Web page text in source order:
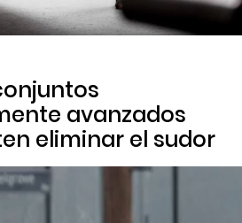
avanzados
eliminar el sudor